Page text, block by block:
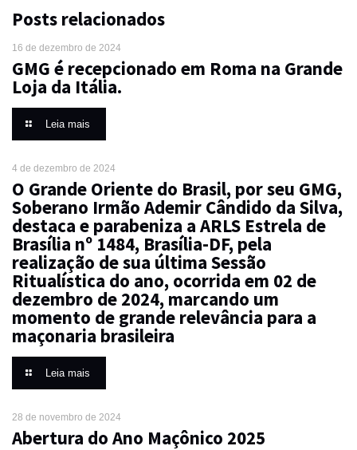
Posts relacionados
16 de dezembro de 2024
GMG é recepcionado em Roma na Grande
Loja da Itália.
Leia mais
4 de dezembro de 2024
O Grande Oriente do Brasil, por seu GMG,
Soberano Irmão Ademir Cândido da Silva,
destaca e parabeniza a ARLS Estrela de
Brasília nº 1484, Brasília-DF, pela
realização de sua última Sessão
Ritualística do ano, ocorrida em 02 de
dezembro de 2024, marcando um
momento de grande relevância para a
maçonaria brasileira
Leia mais
28 de novembro de 2024
Abertura do Ano Maçônico 2025